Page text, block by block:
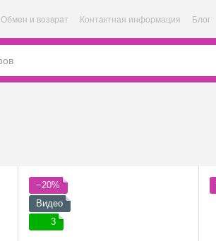
Обмен и возврат Контактная информация Блог
−20%
Видео
3